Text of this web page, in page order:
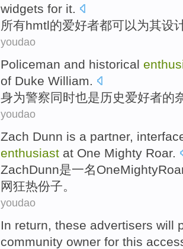
widgets for it.
所有hmtl的爱好者都可以为其设
youdao
Policeman and historical
of Duke William.
身为警察同时也是历史爱好者的
youdao
Zach Dunn is a partner,
enthusiast at One Mighty Roar.
ZachDunn是一名OneMighty
网狂热份子。
youdao
In return, these advertisers will
community owner for this